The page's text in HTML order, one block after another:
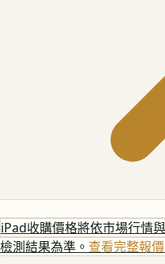
iPad收購價格將依市場行情
檢測結果為準。 查看完整報